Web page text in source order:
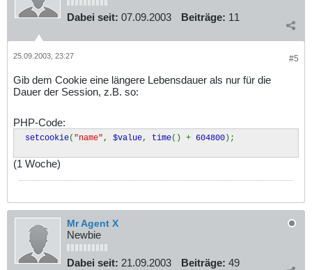
Dabei seit: 07.09.2003 Beiträge: 11
#5
25.09.2003, 23:27
Gib dem Cookie eine längere Lebensdauer als nur für die
Dauer der Session, z.B. so:
PHP-Code:
setcookie( "name" , $value, time() + 604800);
(1 Woche)
Mr Agent X
Newbie
Dabei seit: 21.09.2003 Beiträge: 49